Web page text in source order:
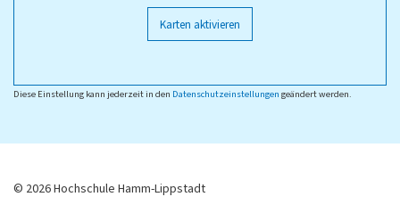
Karten aktivieren
Diese Einstellung kann jederzeit in den Datenschutzeinstellungen geändert werden.
© 2026 Hochschule Hamm-Lippstadt